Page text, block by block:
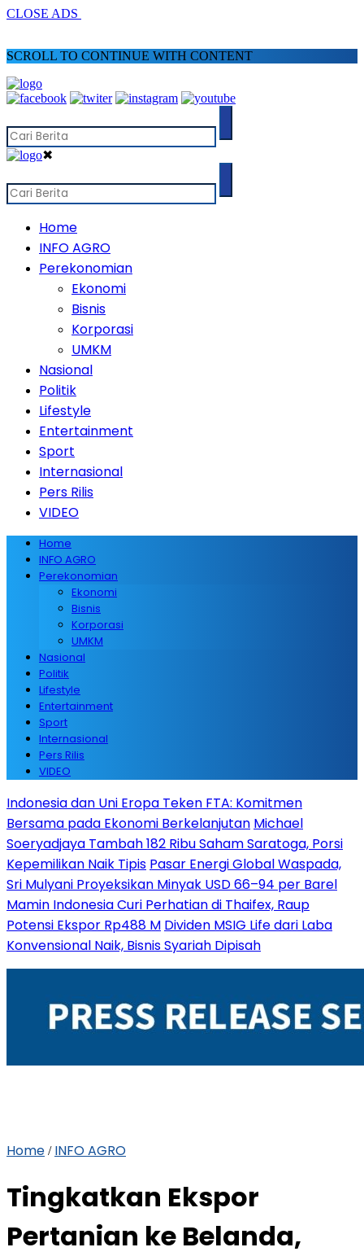
CLOSE ADS
SCROLL TO CONTINUE WITH CONTENT
✖
Home
INFO AGRO
Perekonomian
Ekonomi
Bisnis
Korporasi
UMKM
Nasional
Politik
Lifestyle
Entertainment
Sport
Internasional
Pers Rilis
VIDEO
Home
INFO AGRO
Perekonomian
Ekonomi
Bisnis
Korporasi
UMKM
Nasional
Politik
Lifestyle
Entertainment
Sport
Internasional
Pers Rilis
VIDEO
Indonesia dan Uni Eropa Teken FTA: Komitmen
Bersama pada Ekonomi Berkelanjutan Michael
Soeryadjaya Tambah 182 Ribu Saham Saratoga, Porsi
Kepemilikan Naik Tipis Pasar Energi Global Waspada,
Sri Mulyani Proyeksikan Minyak USD 66–94 per Barel
Mamin Indonesia Curi Perhatian di Thaifex, Raup
Potensi Ekspor Rp488 M Dividen MSIG Life dari Laba
Konvensional Naik, Bisnis Syariah Dipisah
Home / INFO AGRO
Tingkatkan Ekspor
Pertanian ke Belanda,